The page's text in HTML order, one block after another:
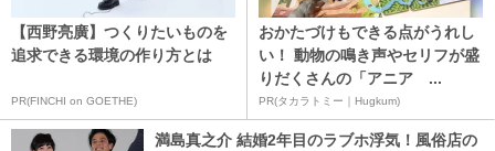
【西野亮廣】つくりたいものを
追求できる環境の作り方とは
PR(FINCHI on GOETHE)
おかたづけもできる点がうれし
い！ 動物の鳴き声やセリフが盛
りだくさんの「アニア ...
PR(タカラトミー｜Hugkum)
満島真之介 結婚2年目のラブホ浮気！風俗店の